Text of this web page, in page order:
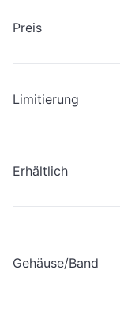
Preis
Limitierung
Erhältlich
Gehäuse/Band